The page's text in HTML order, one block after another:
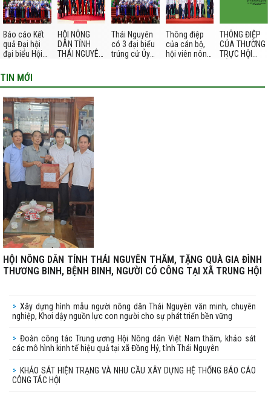
Báo cáo Kết
quả Đại hội
đại biểu Hội
Nam lần thứ
IX, Nhiệm kỳ
HỘI NÔNG
DÂN TỈNH
THÁI NGUYÊN
TOÀN QUỐC
HỘI NÔNG
DÂN VIỆT
NAM LẦN THỨ
IX, NHIỆM KỲ
2026 – 2031
Thái Nguyên
có 3 đại biểu
trúng cử Ủy
Thông điệp
của cán bộ,
hội viên nông
THÔNG ĐIỆP
CỦA THƯỜNG
TRỰC HỘI
TIN MỚI
HỘI NÔNG DÂN TỈNH THÁI NGUYÊN THĂM, TẶNG QUÀ GIA ĐÌNH
THƯƠNG BINH, BỆNH BINH, NGƯỜI CÓ CÔNG TẠI XÃ TRUNG HỘI
Xây dựng hình mẫu người nông dân Thái Nguyên văn minh, chuyên
nghiệp, Khơi dậy nguồn lực con người cho sự phát triển bền vững
Đoàn công tác Trung ương Hội Nông dân Việt Nam thăm, khảo sát
các mô hình kinh tế hiệu quả tại xã Đồng Hỷ, tỉnh Thái Nguyên
KHẢO SÁT HIỆN TRẠNG VÀ NHU CẦU XÂY DỰNG HỆ THỐNG BÁO CÁO
CÔNG TÁC HỘI